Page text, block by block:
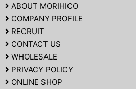
ABOUT MORIHICO
COMPANY PROFILE
RECRUIT
CONTACT US
WHOLESALE
PRIVACY POLICY
ONLINE SHOP